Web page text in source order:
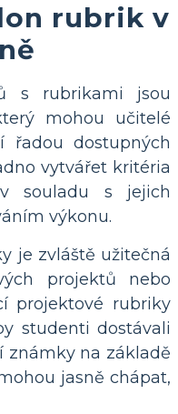
rubrik v
s rubrikami jsou
mohou učitelé
řadou dostupných
vytvářet kritéria
souladu s jejich
výkonu.
je zvláště užitečná
projektů nebo
projektové rubriky
studenti dostávali
známky na základě
jasně chápat,